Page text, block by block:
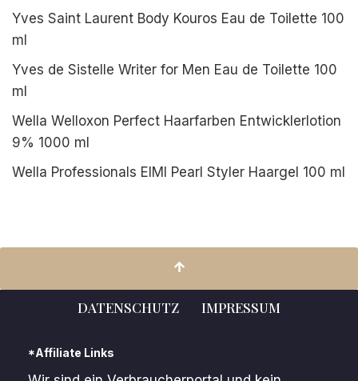
Yves Saint Laurent Body Kouros Eau de Toilette 100
ml
Yves de Sistelle Writer for Men Eau de Toilette 100
ml
Wella Welloxon Perfect Haarfarben Entwicklerlotion
9% 1000 ml
Wella Professionals EIMI Pearl Styler Haargel 100 ml
DATENSCHUTZ IMPRESSUM
*Affiliate Links